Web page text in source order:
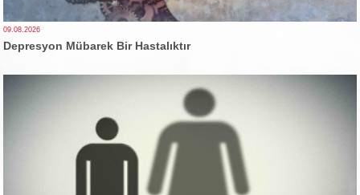
09.08.2026
Depresyon Mübarek Bir Hastalıktır